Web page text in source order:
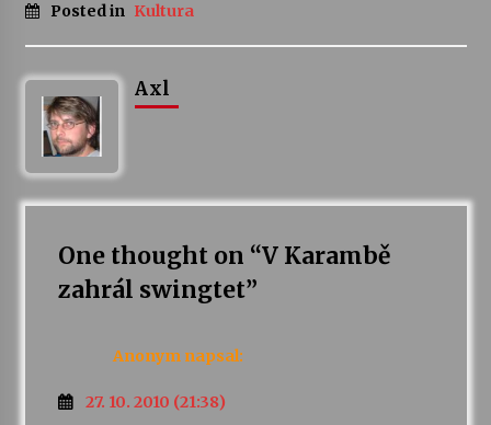
17. 7. 2026
Ozvěny prázdnin
Za kulturou kousek za Humpolec. V Želivě ožije
Varhanní recitál Michala Novenka v Klášteře
Petr Adamec – Malovaný svět
Posted in Kultura
Axl
One thought on “V Karambě
zahrál swingtet”
Anonym napsal:
27. 10. 2010 (21:38)